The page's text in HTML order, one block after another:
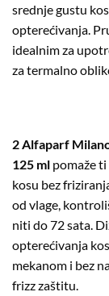
srednje gustu
opterećivanja.
idealnim za
za termalno
2 Alfaparf
125 ml pomaže
kosu bez
od vlage,
niti do 72 sata.
opterećivanja
mekanom i bez
frizz zaštitu.